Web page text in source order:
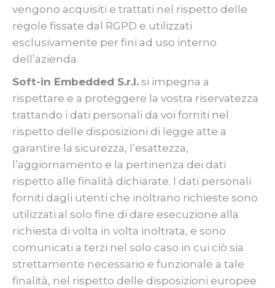
vengono acquisiti e trattati nel rispetto delle
regole fissate dal RGPD e utilizzati
esclusivamente per fini ad uso interno
dell’azienda.
Soft-in Embedded S.r.l. si impegna a
rispettare e a proteggere la vostra riservatezza
trattando i dati personali da voi forniti nel
rispetto delle disposizioni di legge atte a
garantire la sicurezza, l’esattezza,
l’aggiornamento e la pertinenza dei dati
rispetto alle finalità dichiarate. I dati personali
forniti dagli utenti che inoltrano richieste sono
utilizzati al solo fine di dare esecuzione alla
richiesta di volta in volta inoltrata, e sono
comunicati a terzi nel solo caso in cui ciò sia
strettamente necessario e funzionale a tale
finalità, nel rispetto delle disposizioni europee